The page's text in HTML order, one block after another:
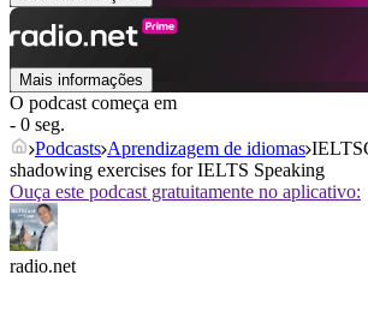
Mais informações
O podcast começa em
- 0 seg.
Podcasts Aprendizagem de idiomas
shadowing exercises for IELTS Speaking
Ouça este podcast gratuitamente no aplicativo:
radio.net